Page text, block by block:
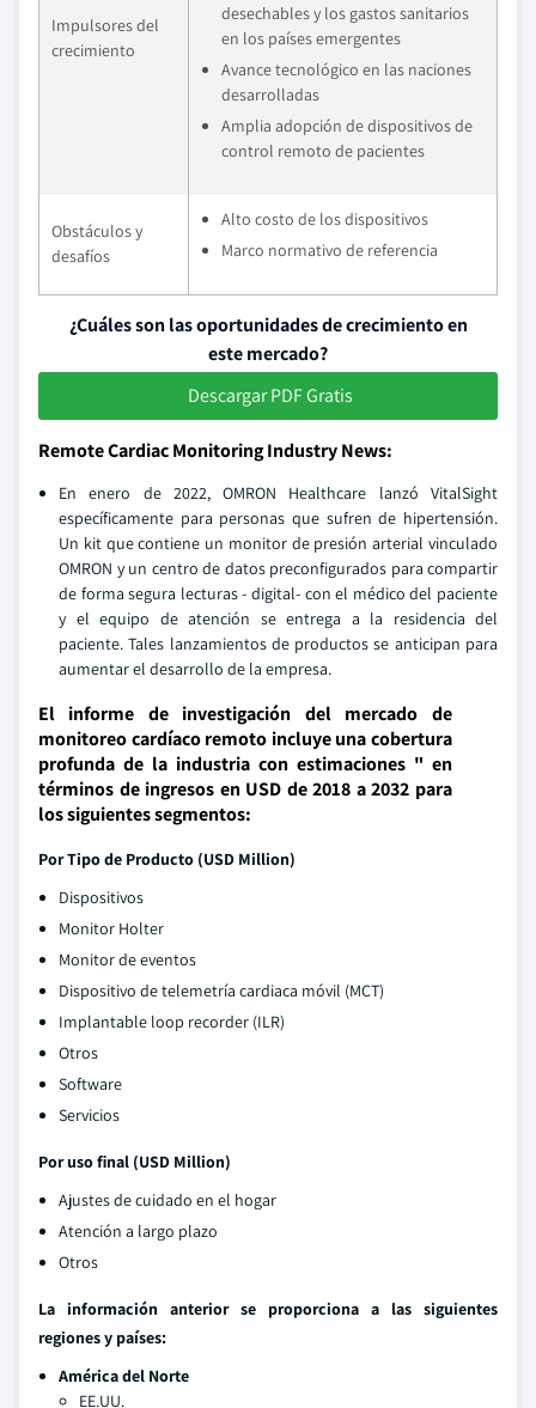
Impulsores del
crecimiento
desechables y los gastos sanitarios
en los países emergentes
Avance tecnológico en las naciones
desarrolladas
Amplia adopción de dispositivos de
control remoto de pacientes
Obstáculos y
desafíos
Alto costo de los dispositivos
Marco normativo de referencia
¿Cuáles son las oportunidades de crecimiento en
este mercado?
Descargar PDF Gratis
Remote Cardiac Monitoring Industry News:
En enero de 2022, OMRON Healthcare lanzó VitalSight
específicamente para personas que sufren de hipertensión.
Un kit que contiene un monitor de presión arterial vinculado
OMRON y un centro de datos preconfigurados para compartir
de forma segura lecturas - digital- con el médico del paciente
y el equipo de atención se entrega a la residencia del
paciente. Tales lanzamientos de productos se anticipan para
aumentar el desarrollo de la empresa.
El informe de investigación del mercado de
monitoreo cardíaco remoto incluye una cobertura
profunda de la industria con estimaciones " en
términos de ingresos en USD de 2018 a 2032 para
los siguientes segmentos:
Por Tipo de Producto (USD Million)
Dispositivos
Monitor Holter
Monitor de eventos
Dispositivo de telemetría cardiaca móvil (MCT)
Implantable loop recorder (ILR)
Otros
Software
Servicios
Por uso final (USD Million)
Ajustes de cuidado en el hogar
Atención a largo plazo
Otros
La información anterior se proporciona a las siguientes
regiones y países:
América del Norte
EE.UU.